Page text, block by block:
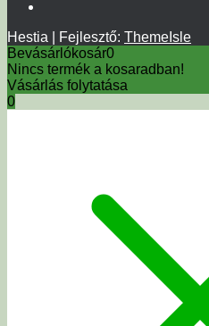
Hestia | Fejlesztő: ThemeIsle
Bevásárlókosár0
Nincs termék a kosaradban!
Vásárlás folytatása
0